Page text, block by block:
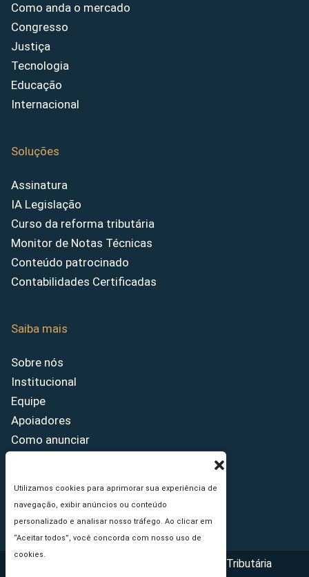
Utilizamos cookies para aprimorar sua experiência de
navegação, exibir anúncios ou conteúdo
personalizado e analisar nosso tráfego. Ao clicar em
“Aceitar todos”, você concorda com nosso uso de
cookies.
Como anda o mercado
Congresso
Justiça
Tecnologia
Educação
Internacional
Soluções
Assinatura
IA Legislação
Curso da reforma tributária
Monitor de Notas Técnicas
Conteúdo patrocinado
Contabilidades Certificadas
Saiba mais
Sobre nós
Institucional
Equipe
Apoiadores
Como anunciar
Princípios Editoriais
Copyright © 2026 - Portal da Reforma Tributária